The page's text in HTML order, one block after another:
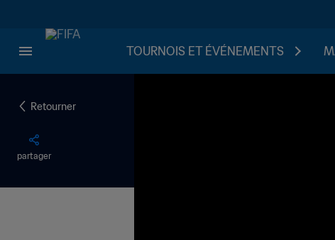
TOURNOIS ET ÉVÉNEMENTS
Retourner
partager